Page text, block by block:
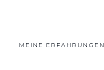
MEINE ERFAHRUNGEN